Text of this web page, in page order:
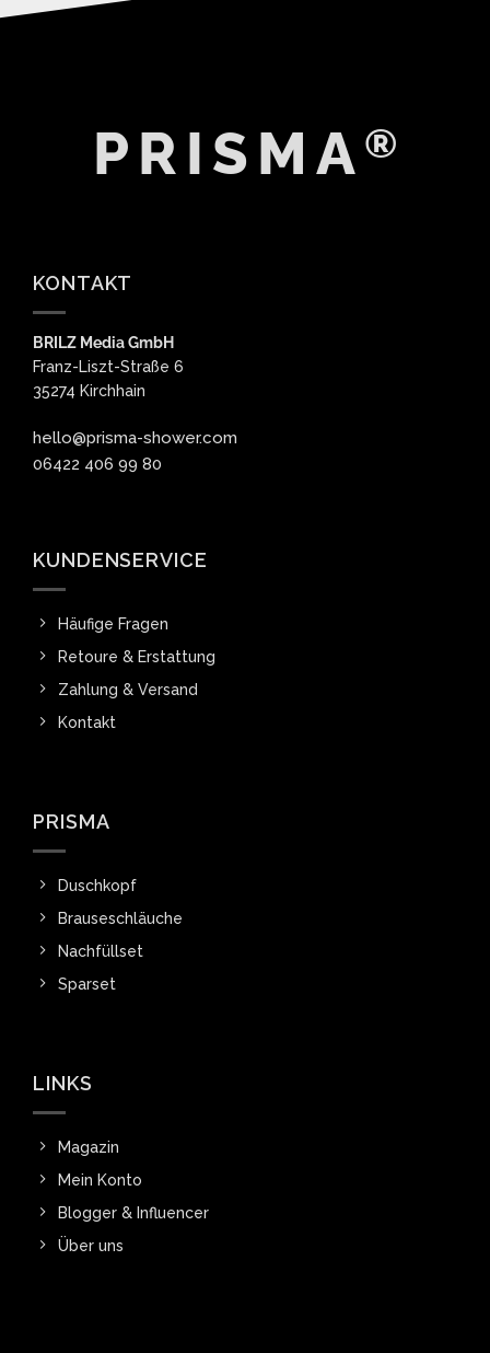
PRISMA ®
KONTAKT
BRILZ Media GmbH
Franz-Liszt-Straße 6
35274 Kirchhain
hello@prisma-shower.com
06422 406 99 80
KUNDENSERVICE
Häufige Fragen
Retoure & Erstattung
Zahlung & Versand
Kontakt
PRISMA
Duschkopf
Brauseschläuche
Nachfüllset
Sparset
LINKS
Magazin
Mein Konto
Blogger & Influencer
Über uns